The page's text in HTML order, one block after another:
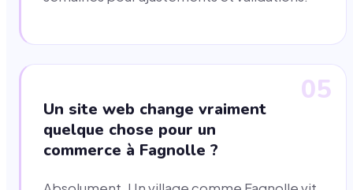
05
Un site web change vraiment
quelque chose pour un
commerce à Fagnolle ?